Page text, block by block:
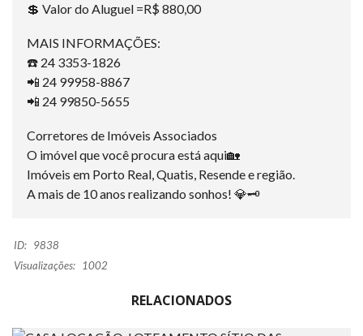
💲 Valor do Aluguel =R$ 880,00
MAIS INFORMAÇÕES:
☎️ 24 3353-1826
📲 24 99958-8867
📲 24 99850-5655
Corretores de Imóveis Associados
O imóvel que você procura está aqui🏡
Imóveis em Porto Real, Quatis, Resende e região.
A mais de 10 anos realizando sonhos! 💎🗝
ID: 9838
Visualizações: 1002
RELACIONADOS